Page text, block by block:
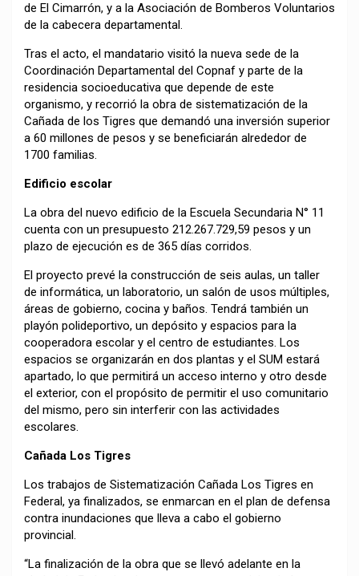
de El Cimarrón, y a la Asociación de Bomberos Voluntarios
de la cabecera departamental.
Tras el acto, el mandatario visitó la nueva sede de la
Coordinación Departamental del Copnaf y parte de la
residencia socioeducativa que depende de este
organismo, y recorrió la obra de sistematización de la
Cañada de los Tigres que demandó una inversión superior
a 60 millones de pesos y se beneficiarán alrededor de
1700 familias.
Edificio escolar
La obra del nuevo edificio de la Escuela Secundaria N° 11
cuenta con un presupuesto 212.267.729,59 pesos y un
plazo de ejecución es de 365 días corridos.
El proyecto prevé la construcción de seis aulas, un taller
de informática, un laboratorio, un salón de usos múltiples,
áreas de gobierno, cocina y baños. Tendrá también un
playón polideportivo, un depósito y espacios para la
cooperadora escolar y el centro de estudiantes. Los
espacios se organizarán en dos plantas y el SUM estará
apartado, lo que permitirá un acceso interno y otro desde
el exterior, con el propósito de permitir el uso comunitario
del mismo, pero sin interferir con las actividades
escolares.
Cañada Los Tigres
Los trabajos de Sistematización Cañada Los Tigres en
Federal, ya finalizados, se enmarcan en el plan de defensa
contra inundaciones que lleva a cabo el gobierno
provincial.
“La finalización de la obra que se llevó adelante en la